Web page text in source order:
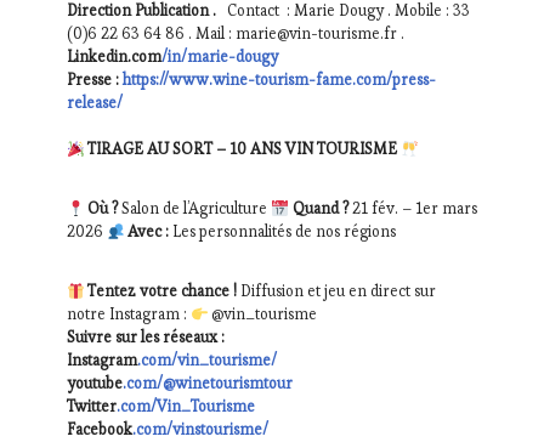
Direction Publication . Contact : Marie Dougy . Mobile : 33
(0)6 22 63 64 86 . Mail : marie@vin-tourisme.fr .
Linkedin.com/in/marie-dougy
Presse :https://www.wine-tourism-fame.com/press-
release/
TIRAGE AU SORT – 10 ANS VIN TOURISME
Où ?Salon de l’Agriculture Quand ?21 fév. – 1er mars
2026
Avec : Les personnalités de nos régions
Tentez votre chance ! Diffusion et jeu en direct sur
notre Instagram :
@vin_tourisme
Suivre sur les réseaux :
Instagram.com/vin_tourisme/
youtube.com/@winetourismtour
Twitter.com/Vin_Tourisme
Facebook.com/vinstourisme/